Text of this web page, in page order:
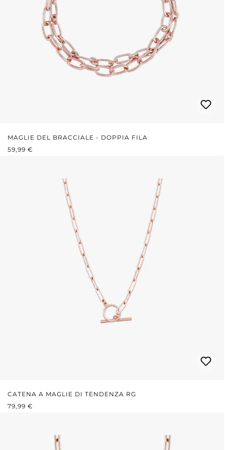
MAGLIE DEL BRACCIALE - DOPPIA FILA
PREZZO NORMALE:
59,99 €
CATENA A MAGLIE DI TENDENZA RG
PREZZO NORMALE:
79,99 €